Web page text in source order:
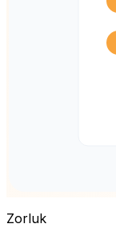
Zorluk